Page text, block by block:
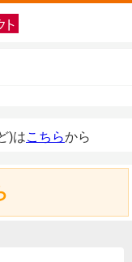
)はこちらから